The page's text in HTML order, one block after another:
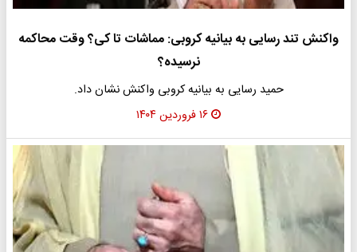
واکنش تند رسایی به بیانیه‌ کروبی: مماشات تا کی؟ وقت محاکمه
نرسیده؟
حمید رسایی به بیانیه‌ کروبی واکنش نشان داد.
۱۶ فروردین ۱۴۰۴